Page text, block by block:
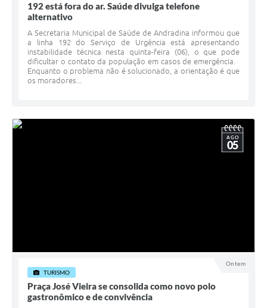
192 está fora do ar. Saúde divulga telefone
alternativo
A Secretaria Municipal de Saúde de Andradina informou que
a linha 192 do Serviço de Urgência está apresentando
instabilidade técnica nesta quinta-feira (06), o que pode
dificultar o contato da população em casos de emergência.
Enquanto o problema não é solucionado, a orientação é que
os moradores...
Ontem
AGO
05
TURISMO
Praça José Vieira se consolida como novo polo
gastronômico e de convivência